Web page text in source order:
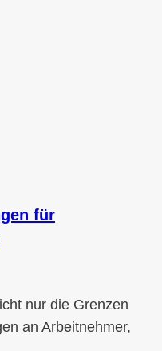
für
nur die Grenzen
an Arbeitnehmer,